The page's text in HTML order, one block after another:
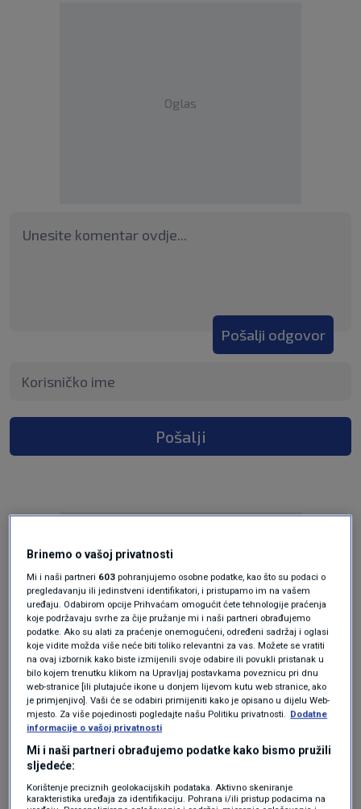
Oglas
Pošalji odgovor
Pošalji
Oglas
Brinemo o vašoj privatnosti
Mi i naši partneri 603 pohranjujemo osobne podatke, kao što su podaci o
pregledavanju ili jedinstveni identifikatori, i pristupamo im na vašem
uređaju. Odabirom opcije Prihvaćam omogućit ćete tehnologije praćenja
koje podržavaju svrhe za čije pružanje mi i naši partneri obrađujemo
podatke. Ako su alati za praćenje onemogućeni, određeni sadržaj i oglasi
koje vidite možda više neće biti toliko relevantni za vas. Možete se vratiti
na ovaj izbornik kako biste izmijenili svoje odabire ili povukli pristanak u
bilo kojem trenutku klikom na Upravljaj postavkama poveznicu pri dnu
web-stranice [ili plutajuće ikone u donjem lijevom kutu web stranice, ako
je primjenjivo]. Vaši će se odabiri primijeniti kako je opisano u dijelu Web-
mjesto. Za više pojedinosti pogledajte našu Politiku privatnosti. Dodatne
informacije o vašoj privatnosti
Mi i naši partneri obrađujemo podatke kako bismo pružili
sljedeće:
Korištenje preciznih geolokacijskih podataka. Aktivno skeniranje
karakteristika uređaja za identifikaciju. Pohrana i/ili pristup podacima na